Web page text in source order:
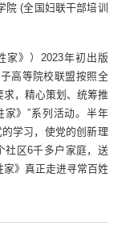
院 (全国妇联干部培训
家》）2023年初出版
高等院校联盟按照全
，精心策划、统筹推
》”系列活动。半年
学习，使党的创新理
社区6千多户家庭，送
》真正走进寻常百姓